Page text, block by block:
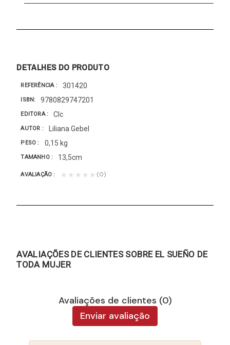
DETALHES DO PRODUTO
REFERÊNCIA 301420
ISBN 9780829747201
EDITORA Clc
AUTOR Liliana Gebel
PESO 0,15 kg
TAMANHO 13,5cm
AVALIAÇÃO ★★★★★ (0)
AVALIAÇÕES DE CLIENTES SOBRE EL SUEÑO DE
TODA MUJER
Avaliações de clientes (0)
Enviar avaliação